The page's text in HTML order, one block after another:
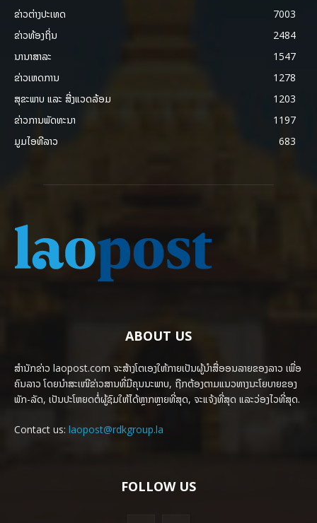
ຂ່າວຕ່າງປະເທດ
7003
ຂ່າວທ້ອງຖິ່ນ
2484
ນານາສາລະ
1547
ຂ່າວເຫດການ
1278
ສຸຂະພາບ ແລະ ສີ່ງແວດລ້ອມ
1203
ຂ່າວການພັດທະນາ
1197
ມູມໄອທີລາວ
683
ABOUT US
ສຳນັກຂ່າວ laopost.com ຈະສ້າງໂຕເອງໃຫ້ກາຍເປັນຜູ້ນຳສື່ອອນລາຍຂອງລາວ ເພື່ອ
ຄົນລາວ ໂດຍນຳສະເໜີຂ່າວສານທີ່ມີຄຸນນະພາບ, ຖືກຕ້ອງຕາມແນວທາງນະໂຍບາຍຂອງ
ພັກ-ລັດ, ເປັນປະໂຫຍດຕໍ່ຜູ້ຊົມໃຫ້ໄດ້ຫຼາກຫຼາຍທີ່ສຸດ, ຈະແຈ້ງທີ່ສຸດ ແລະວ່ອງໄວທີ່ສຸດ.
Contact us: laopost@rdkgroup.la
FOLLOW US